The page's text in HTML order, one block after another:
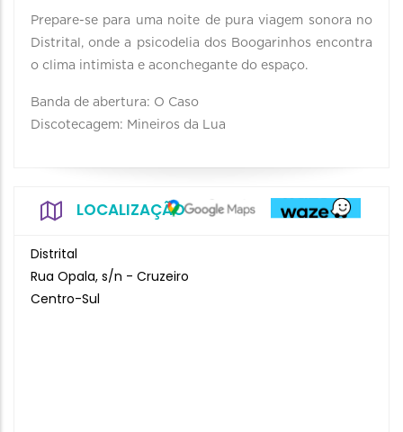
Prepare-se para uma noite de pura viagem sonora no
Distrital, onde a psicodelia dos Boogarinhos encontra
o clima intimista e aconchegante do espaço.
Banda de abertura: O Caso
Discotecagem: Mineiros da Lua
LOCALIZAÇÃO
Distrital
Rua Opala, s/n - Cruzeiro
Centro-Sul